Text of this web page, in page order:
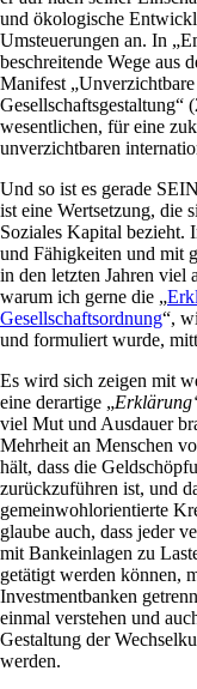
und ökologische
Umsteuerungen an. In
beschreitende Wege aus
Manifest
Gesellschaftsgestaltung“
wesentlichen, für eine
unverzichtbaren
Und so ist es gerade
ist eine Wertsetzung, die
Soziales Kapital bezieht.
und Fähigkeiten und mit
in den letzten Jahren viel
warum ich gerne die „
Gesellschaftsordnung“,
und formuliert wurde,
Es wird sich zeigen mit
eine derartige „
viel Mut und Ausdauer
Mehrheit an Menschen
hält, dass die
zurückzuführen ist, und
gemeinwohlorientierte
glaube auch, dass jeder
mit Bankeinlagen zu
getätigt werden können,
Investmentbanken
einmal verstehen und
Gestaltung der
werden.